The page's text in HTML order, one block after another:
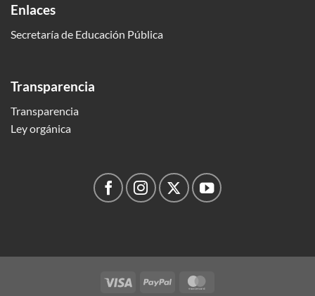
Enlaces
Secretaría de Educación Pública
Transparencia
Transparencia
Ley orgánica